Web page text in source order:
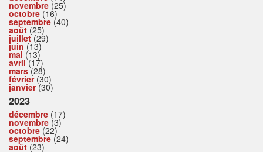
novembre (25)
octobre (16)
septembre (40)
août (25)
juillet(29)
juin (13)
mai (13)
avril(17)
mars(28)
février(30)
janvier(30)
2023
décembre (17)
novembre (3)
octobre (22)
septembre (24)
août (23)